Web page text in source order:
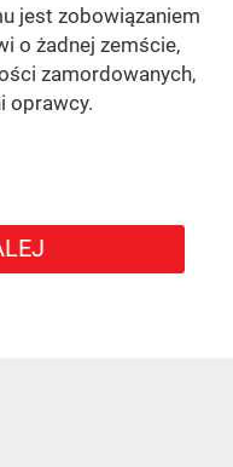
jest zobowiązaniem
o żadnej zemście,
zamordowanych,
oprawcy.